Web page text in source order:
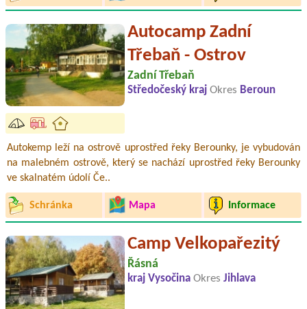
Autocamp Zadní
Třebaň - Ostrov
Zadní Třebaň
Středočeský kraj Okres Beroun
Autokemp leží na ostrově uprostřed řeky Berounky, je vybudován
na malebném ostrově, který se nachází uprostřed řeky Berounky
ve skalnatém údolí Če..
Schránka Mapa Informace
Camp Velkopařezitý
Řásná
kraj Vysočina Okres Jihlava